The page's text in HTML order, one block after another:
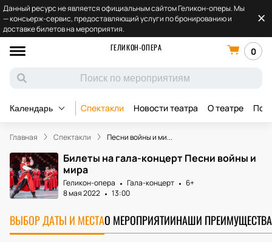
Данный ресурс не является официальным сайтом Геликон-оперы. Мы
— консьерж-сервис, предоставляющий услуги по бронированию и
доставке билетов на мероприятия.
ГЕЛИКОН-ОПЕРА
0
Календарь Спектакли Новости театра О театре
Главная Спектакли Песни войны и ми...
Билеты на гала-концерт Песни войны и
мира
Геликон-опера Гала-концерт
6+
8 мая 2022
13:00
ВЫБОР ДАТЫ И МЕСТАО МЕРОПРИЯТИИНАШИ ПРЕИМУЩЕСТВА